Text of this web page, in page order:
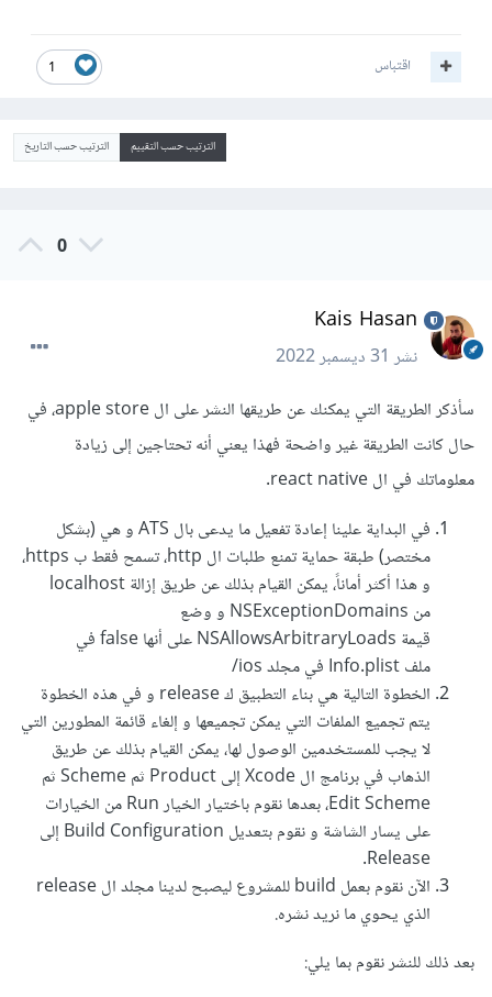
1 اقتباس
الترتيب حسب التقييم الترتيب حسب التاريخ
0
Kais Hasan
نشر31 ديسمبر 2022
سأذكر الطريقة التي يمكنك عن طريقها النشر على ال apple store، في
حال كانت الطريقة غير واضحة فهذا يعني أنه تحتاجين إلى زيادة
معلوماتك في ال react native.
في البداية علينا إعادة تفعيل ما يدعى بال ATS و هي (بشكل
مختصر) طبقة حماية تمنع طلبات ال http، تسمح فقط ب https،
و هذا أكثر أماناً، يمكن القيام بذلك عن طريق إزالة localhost
من NSExceptionDomains و وضع
قيمة NSAllowsArbitraryLoads على أنها false في
ملف Info.plist في مجلد ios/
الخطوة التالية هي بناء التطبيق ك release و في هذه الخطوة
يتم تجميع الملفات التي يمكن تجميعها و إلغاء قائمة المطورين التي
لا يجب للمستخدمين الوصول لها، يمكن القيام بذلك عن طريق
الذهاب في برنامج ال Xcode إلى Product ثم Scheme ثم
Edit Scheme، بعدها نقوم باختيار الخيار Run من الخيارات
على يسار الشاشة و نقوم بتعديل Build Configuration إلى
Release.
الآن نقوم بعمل build للمشروع ليصبح لدينا مجلد ال release
الذي يحوي ما نريد نشره.
بعد ذلك للنشر نقوم بما يلي: